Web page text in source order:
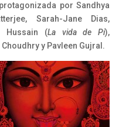
por Sandhya
Sarah-Jane Dias,
Hussain (La vida de Pi),
y Pavleen Gujral.